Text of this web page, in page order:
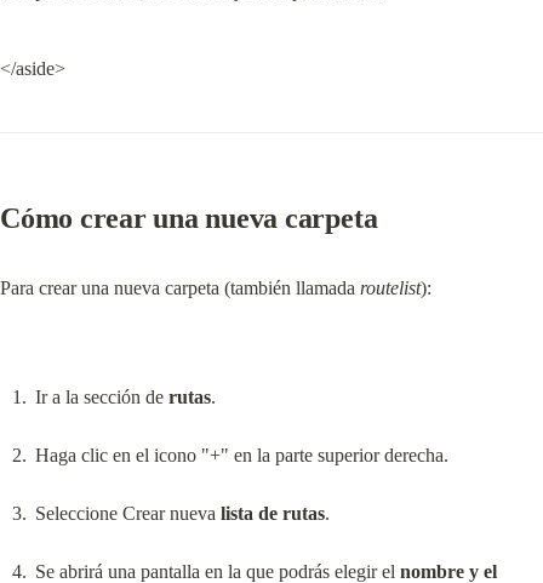
</aside>
Cómo crear una nueva carpeta
Para crear una nueva carpeta (también llamada routelist):
Ir a la sección de rutas.
Haga clic en el icono "+" en la parte superior derecha.
Seleccione Crear nueva lista de rutas.
Se abrirá una pantalla en la que podrás elegir el nombre y el